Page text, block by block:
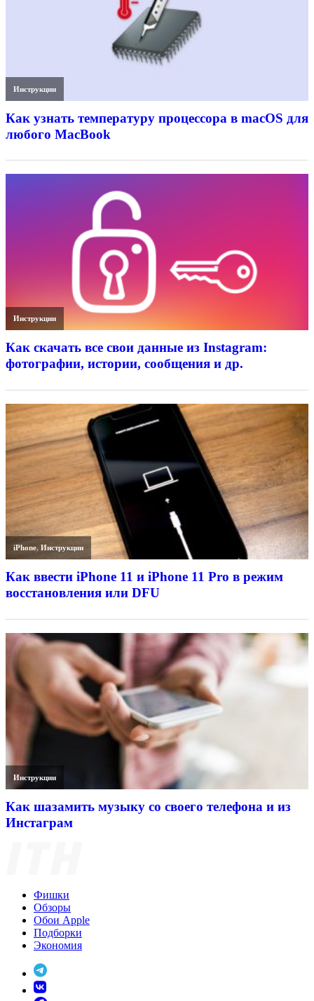
Инструкции
Как узнать температуру процессора в macOS для
любого MacBook
Инструкции
Как скачать все свои данные из Instagram:
фотографии, истории, сообщения и др.
iPhone,Инструкции
Как ввести iPhone 11 и iPhone 11 Pro в режим
восстановления или DFU
Инструкции
Как шазамить музыку со своего телефона и из
Инстаграм
Фишки
Обзоры
Обои Apple
Подборки
Экономия